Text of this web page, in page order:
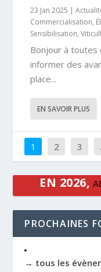
23 Jan 2025 |
Commercialisation,
Sensibilisation,
Bonjour à toutes
informer des
place...
EN SAVOIR PLUS
1 2 3
EN 2026,
PROCHAINES
→ tous les